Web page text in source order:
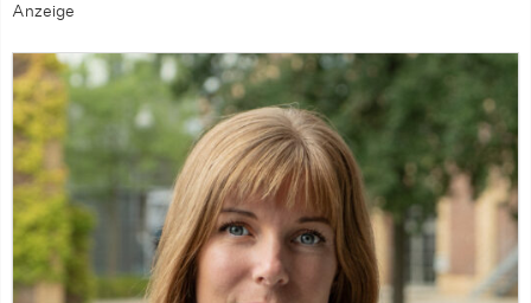
Anzeige